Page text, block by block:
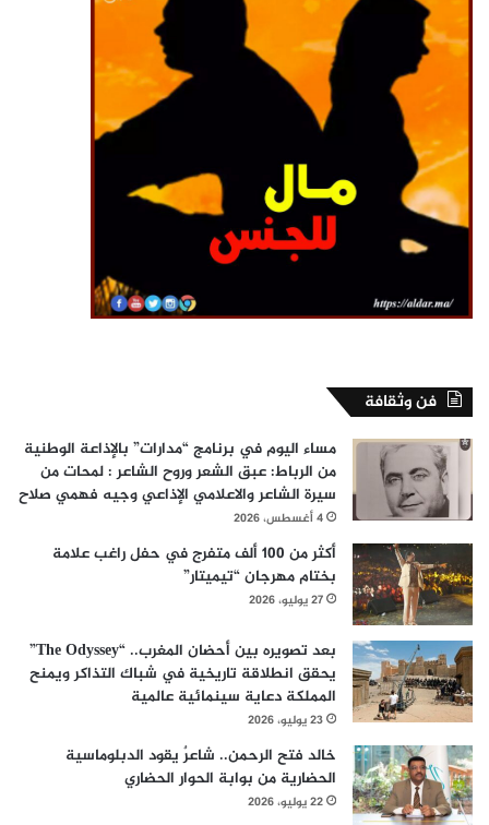
فن وثقافة
مساء اليوم في برنامج “مدارات” بالإذاعة الوطنية
من الرباط: عبق الشعر وروح الشاعر : لمحات من
سيرة الشاعر والاعلامي الإذاعي وجيه فهمي صلاح
4 أغسطس، 2026
أكثر من 100 ألف متفرج في حفل راغب علامة
بختام مهرجان “تيميتار”
27 يوليو، 2026
بعد تصويره بين أحضان المغرب.. “The Odyssey”
يحقق انطلاقة تاريخية في شباك التذاكر ويمنح
المملكة دعاية سينمائية عالمية
23 يوليو، 2026
خالد فتح الرحمن.. شاعرٌ يقود الدبلوماسية
الحضارية من بوابة الحوار الحضاري
22 يوليو، 2026